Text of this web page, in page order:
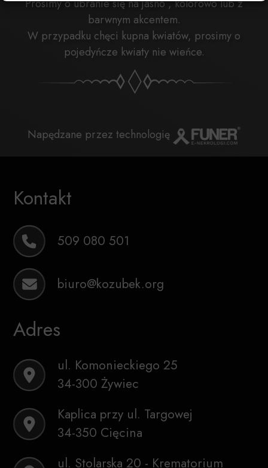
Prosimy o ubranie się na jasno , kolorowo lub z
barwnym akcentem.
W przypadku chęci kupna kwiatów, prosimy o
pojedyńcze kwiaty nie wieńce.
Napędzane przez technologię
Kontakt
509 080 501
biuro@kozubek.org
Adres
ul. Komonieckiego 25
34-300 Żywiec
Kaplica przy ul. Targowej
34-350 Cięcina
ul. Stolarska 20 - Krematorium